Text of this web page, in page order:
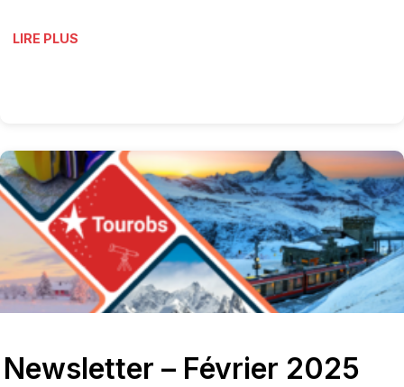
LIRE PLUS
Newsletter – Février 2025